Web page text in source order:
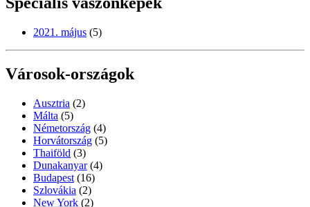
2021. május (5)
Városok-országok
Ausztria (2)
Málta (5)
Németország (4)
Horvátország (5)
Thaiföld (3)
Dunakanyar (4)
Budapest (16)
Szlovákia (2)
New York (2)